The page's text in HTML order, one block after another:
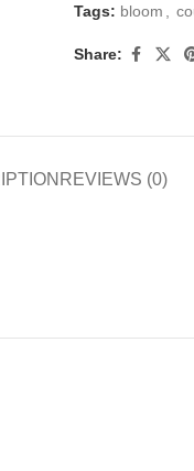
Tags: bloom
Share:
REVIEWS (0)